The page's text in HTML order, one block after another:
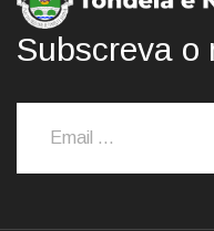
Subscreva o